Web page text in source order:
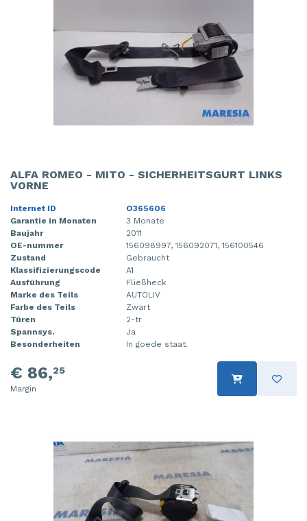
ALFA ROMEO - MITO - SICHERHEITSGURT LINKS
VORNE
Internet ID
O365606
Garantie in Monaten
3 Monate
Baujahr
2011
OE-nummer
156098997, 156092071, 156100546
Zustand
Gebraucht
Klassifizierungscode
A1
Ausführung
Fließheck
Marke des Teils
AUTOLIV
Farbe des Teils
Zwart
Türen
2-tr
Spannsys.
Ja
Besonderheiten
In goede staat.
€ 86,25
Margin